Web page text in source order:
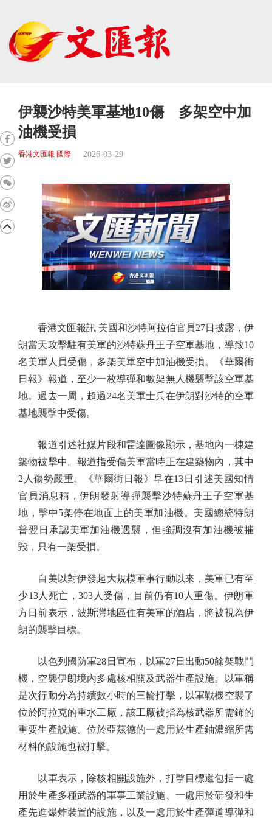
伊襲沙特美軍基地10傷 多架空中加
油機受損
香港文匯報 國際 2026-03-29
香港文匯報訊 美國和沙特阿拉伯官員27日披露，伊
朗當天攻擊駐有美軍的沙特蘇丹王子空軍基地，導致10
名美軍人員受傷，多架美軍空中加油機受損。《華爾街
日報》報道，至少一枚導彈和數架無人機襲擊該空軍基
地。過去一周，超過24名美軍士兵在伊朗對沙特的空軍
基地襲擊中受傷。
報道引述社媒片段和雷達圖像顯示，基地內一棟建
築物被擊中。報道指受傷美軍當時正在建築物內，其中
2人傷勢嚴重。《華爾街日報》早在13日引述美國知情
官員消息稱，伊朗發射導彈襲擊沙特蘇丹王子空軍基
地，擊中5架停在地面上的美軍加油機。美國總統特朗
普翌日承認美軍加油機遇襲，但強調沒有加油機被摧
毀，只有一架受損。
自美以對伊發起大規模軍事行動以來，美軍已有至
少13人死亡，303人受傷，目前仍有10人重傷。伊朗軍
方日前表示，波斯灣地區住有美軍的酒店，將被視為伊
朗的襲擊目標。
以色列國防軍28日宣布，以軍27日出動50餘架戰鬥
機，空襲伊朗境內多處核相關及武器生產設施。以軍稱
是次行動分為持續數小時的三輪打擊，以軍戰機空襲了
位於阿拉克的重水工廠，該工廠被指為核武器所需鈽的
重要生產設施。位於亞茲德的一處用於生產鈾濃縮所需
材料的設施也被打擊。
以軍表示，除核相關設施外，打擊目標還包括一處
用於生產多種武器的軍事工業設施、一處用於研發和生
產先進爆炸裝置的設施，以及一處用於生產彈道導彈和